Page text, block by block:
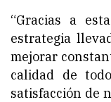
“Gracias a
estrategia
mejorar
calidad de
satisfacción de